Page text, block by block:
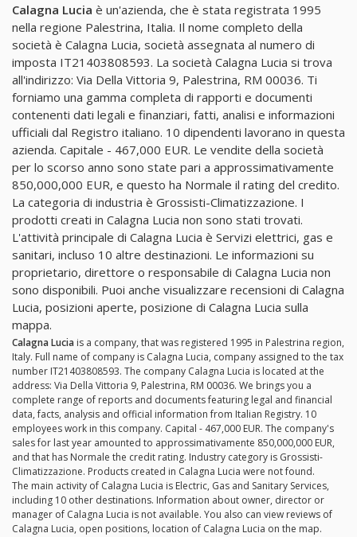
Calagna Lucia è un'azienda, che è stata registrata 1995
nella regione Palestrina, Italia. Il nome completo della
società è Calagna Lucia, società assegnata al numero di
imposta IT21403808593. La società Calagna Lucia si trova
all'indirizzo: Via Della Vittoria 9, Palestrina, RM 00036. Ti
forniamo una gamma completa di rapporti e documenti
contenenti dati legali e finanziari, fatti, analisi e informazioni
ufficiali dal Registro italiano. 10 dipendenti lavorano in questa
azienda. Capitale - 467,000 EUR. Le vendite della società
per lo scorso anno sono state pari a approssimativamente
850,000,000 EUR, e questo ha Normale il rating del credito.
La categoria di industria è Grossisti-Climatizzazione. I
prodotti creati in Calagna Lucia non sono stati trovati.
L'attività principale di Calagna Lucia è Servizi elettrici, gas e
sanitari, incluso 10 altre destinazioni. Le informazioni su
proprietario, direttore o responsabile di Calagna Lucia non
sono disponibili. Puoi anche visualizzare recensioni di Calagna
Lucia, posizioni aperte, posizione di Calagna Lucia sulla
mappa.
Calagna Lucia is a company, that was registered 1995 in Palestrina region,
Italy. Full name of company is Calagna Lucia, company assigned to the tax
number IT21403808593. The company Calagna Lucia is located at the
address: Via Della Vittoria 9, Palestrina, RM 00036. We brings you a
complete range of reports and documents featuring legal and financial
data, facts, analysis and official information from Italian Registry. 10
employees work in this company. Capital - 467,000 EUR. The company's
sales for last year amounted to approssimativamente 850,000,000 EUR,
and that has Normale the credit rating. Industry category is Grossisti-
Climatizzazione. Products created in Calagna Lucia were not found.
The main activity of Calagna Lucia is Electric, Gas and Sanitary Services,
including 10 other destinations. Information about owner, director or
manager of Calagna Lucia is not available. You also can view reviews of
Calagna Lucia, open positions, location of Calagna Lucia on the map.